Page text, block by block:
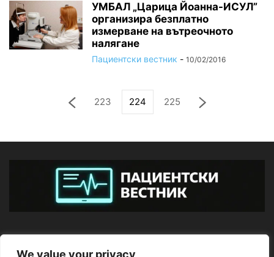
We value your privacy
УМБАЛ „Царица Йоанна-ИСУЛ”
организира безплатно
измерване на вътреочното
налягане
Пациентски вестник - 10/02/2016
223 224 225